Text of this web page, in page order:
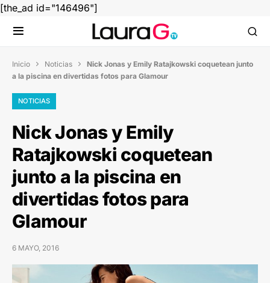
[the_ad id="146496"]
Inicio  Noticias  Nick Jonas y Emily Ratajkowski coquetean junto
a la piscina en divertidas fotos para Glamour
NOTICIAS
Nick Jonas y Emily
Ratajkowski coquetean
junto a la piscina en
divertidas fotos para
Glamour
6 MAYO, 2016